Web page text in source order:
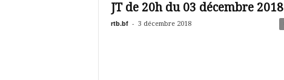
JT de 20h du 03 décembre 2018
rtb.bf - 3 décembre 2018